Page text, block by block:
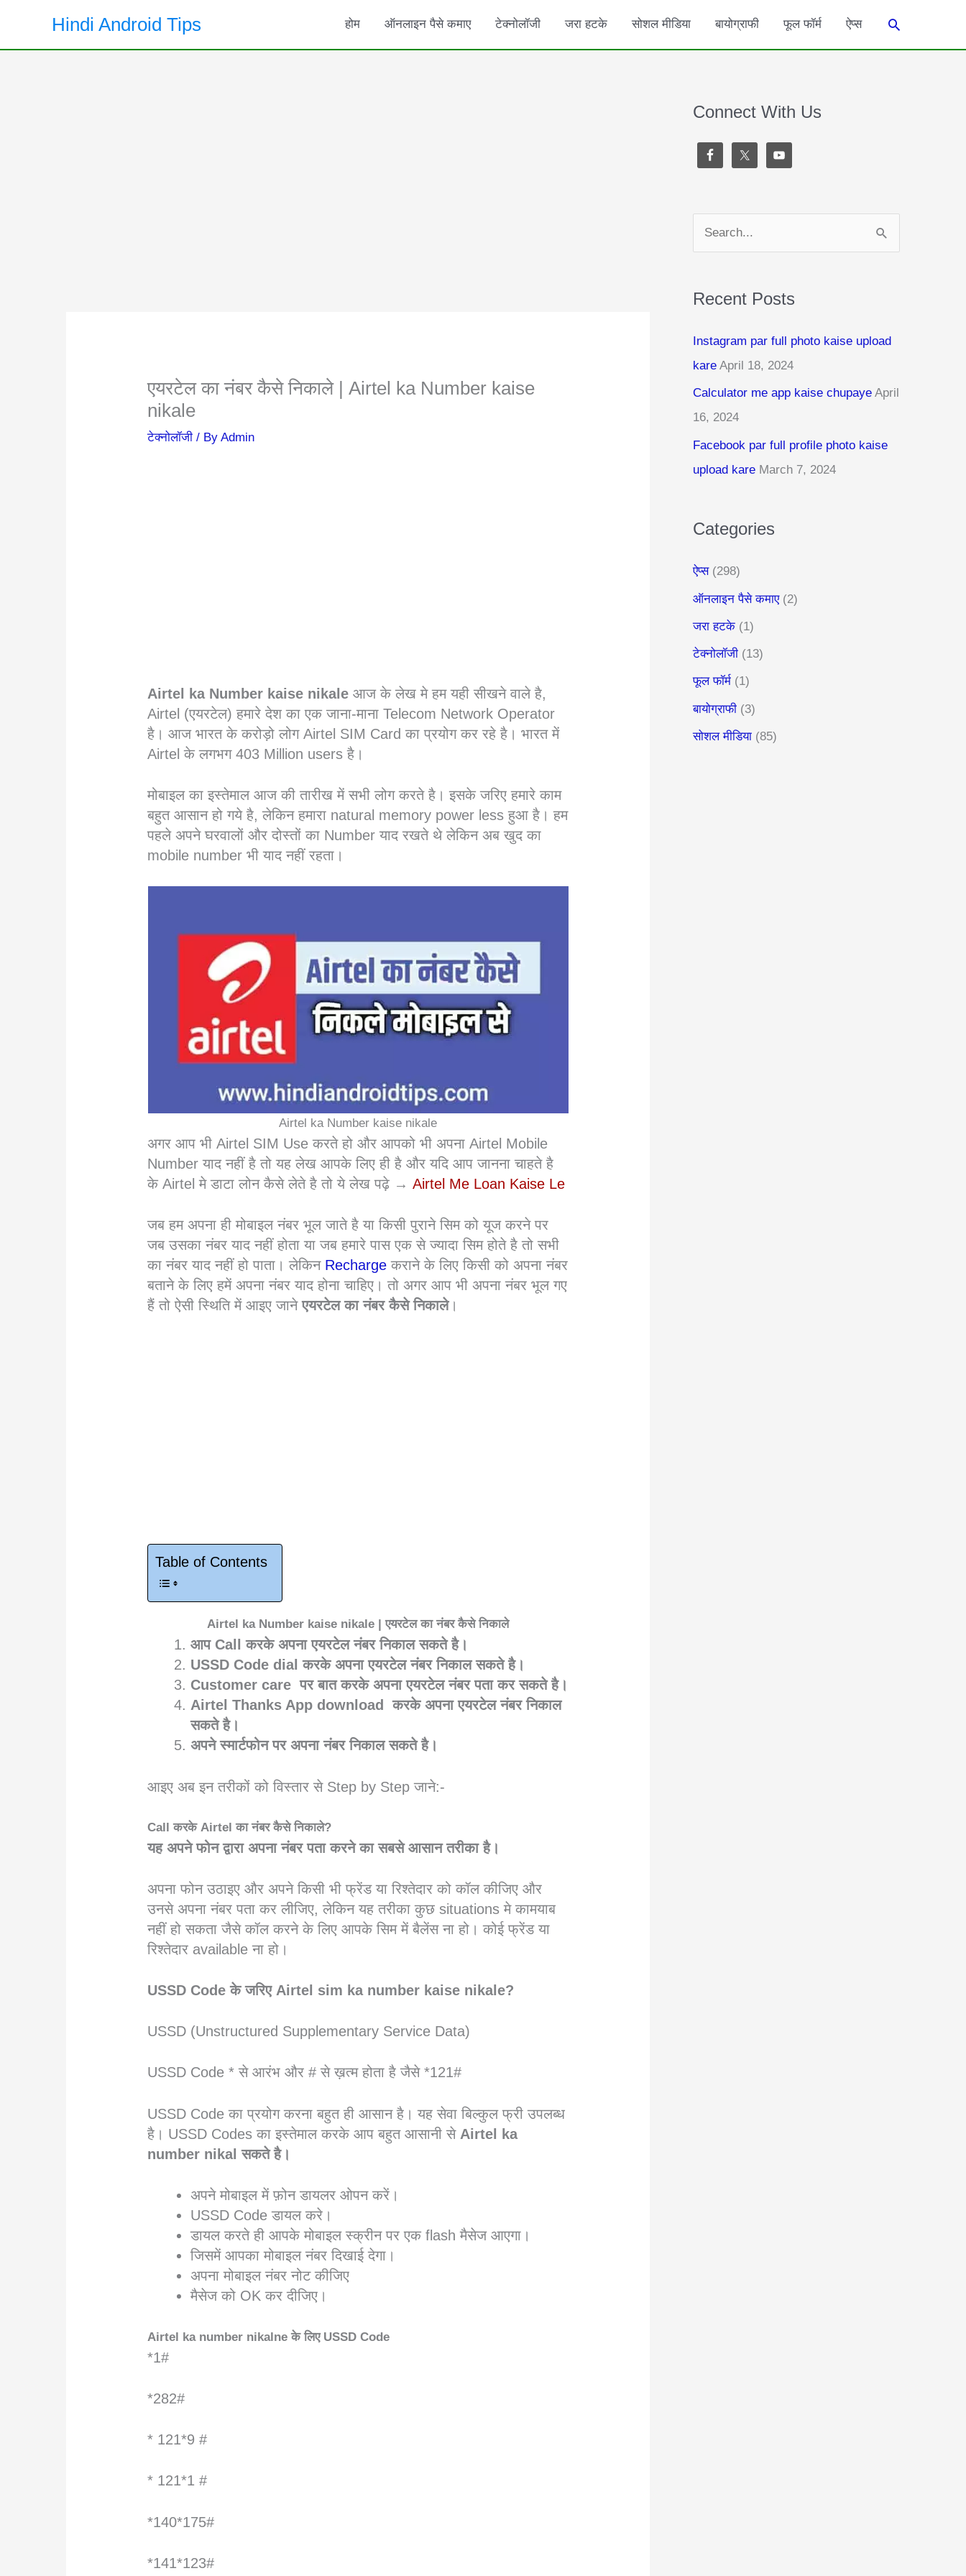
content
Hindi Android Tips होम ऑनलाइन पैसे कमाए टेक्नोलॉजी जरा हटके सोशल मीडिया बायोग्राफी फूल फॉर्म ऐप्स Search
एयरटेल का नंबर कैसे निकाले | Airtel ka Number kaise
nikale
टेक्नोलॉजी / ByAdmin
Airtel ka Number kaise nikale आज के लेख मे हम यही सीखने वाले है,
Airtel (एयरटेल) हमारे देश का एक जाना-माना Telecom Network Operator
है। आज भारत के करोड़ो लोग Airtel SIM Card का प्रयोग कर रहे है। भारत में
Airtel के लगभग 403 Million users है।
मोबाइल का इस्तेमाल आज की तारीख में सभी लोग करते है। इसके जरिए हमारे काम
बहुत आसान हो गये है, लेकिन हमारा natural memory power less हुआ है। हम
पहले अपने घरवालों और दोस्तों का Number याद रखते थे लेकिन अब खुद का
mobile number भी याद नहीं रहता।
Airtel ka Number kaise nikale
अगर आप भी Airtel SIM Use करते हो और आपको भी अपना Airtel Mobile
Number याद नहीं है तो यह लेख आपके लिए ही है और यदि आप जानना चाहते है
के Airtel मे डाटा लोन कैसे लेते है तो ये लेख पढ़े →Airtel Me Loan Kaise Le
जब हम अपना ही मोबाइल नंबर भूल जाते है या किसी पुराने सिम को यूज करने पर
जब उसका नंबर याद नहीं होता या जब हमारे पास एक से ज्यादा सिम होते है तो सभी
का नंबर याद नहीं हो पाता। लेकिन Recharge कराने के लिए किसी को अपना नंबर
बताने के लिए हमें अपना नंबर याद होना चाहिए। तो अगर आप भी अपना नंबर भूल गए
हैं तो ऐसी स्थिति में आइए जानेएयरटेल का नंबर कैसे निकाले।
Table of Contents
Airtel ka Number kaise nikale | एयरटेल का नंबर कैसे निकाले
आप Call करके अपना एयरटेल नंबर निकाल सकते है।
USSD Code dial करके अपना एयरटेल नंबर निकाल सकते है।
Customer care पर बात करके अपना एयरटेल नंबर पता कर सकते है।
Airtel Thanks App download करके अपना एयरटेल नंबर निकाल
सकते है।
अपने स्मार्टफोन पर अपना नंबर निकाल सकते है।
आइए अब इन तरीकों को विस्तार से Step by Step जाने:-
Call करके Airtel का नंबर कैसे निकाले?
यह अपने फोन द्वारा अपना नंबर पता करने का सबसे आसान तरीका है।
अपना फोन उठाइए और अपने किसी भी फ्रेंड या रिश्तेदार को कॉल कीजिए और
उनसे अपना नंबर पता कर लीजिए, लेकिन यह तरीका कुछ situations मे कामयाब
नहीं हो सकता जैसे कॉल करने के लिए आपके सिम में बैलेंस ना हो। कोई फ्रेंड या
रिश्तेदार available ना हो।
USSD Code के जरिए Airtel sim ka number kaise nikale?
USSD (Unstructured Supplementary Service Data)
USSD Code * से आरंभ और # से ख़त्म होता है जैसे *121#
USSD Code का प्रयोग करना बहुत ही आसान है। यह सेवा बिल्कुल फ्री उपलब्ध
है। USSD Codes का इस्तेमाल करके आप बहुत आसानी से Airtel ka
number nikal सकते है।
अपने मोबाइल में फ़ोन डायलर ओपन करें।
USSD Code डायल करे।
डायल करते ही आपके मोबाइल स्क्रीन पर एक flash मैसेज आएगा।
जिसमें आपका मोबाइल नंबर दिखाई देगा।
अपना मोबाइल नंबर नोट कीजिए
मैसेज को OK कर दीजिए।
Airtel ka number nikalne के लिए USSD Code
*1#
*282#
* 121*9 #
* 121*1 #
*140*175#
*141*123#
Connect With Us
e
r
h
f
o
r
:
Recent Posts
Instagram par full photo kaise upload
kare April 18, 2024
Calculator me app kaise chupaye April
16, 2024
Facebook par full profile photo kaise
upload kare March 7, 2024
Categories
ऐप्स(298)
ऑनलाइन पैसे कमाए(2)
जरा हटके (1)
टेक्नोलॉजी (13)
फूल फॉर्म (1)
बायोग्राफी (3)
सोशल मीडिया (85)